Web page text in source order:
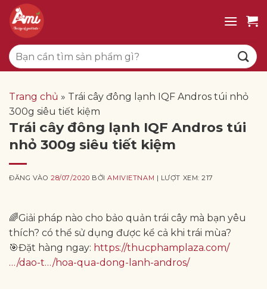
qua
dung
Tìm
kiếm:
Trang chủ » Trái cây đông lạnh IQF Andros túi nhỏ
300g siêu tiết kiệm
Trái cây đông lạnh IQF Andros túi
nhỏ 300g siêu tiết kiệm
ĐĂNG VÀO28/07/2020 BỞIAMIVIETNAM | LƯỢT XEM: 217
🌈Giải pháp nào cho bảo quản trái cây mà bạn yêu
thích? có thể sử dụng được kể cả khi trái mùa?
🎯Đặt hàng ngay: https://thucphamplaza.com/
…/dao-t…/hoa-qua-dong-lanh-andros/